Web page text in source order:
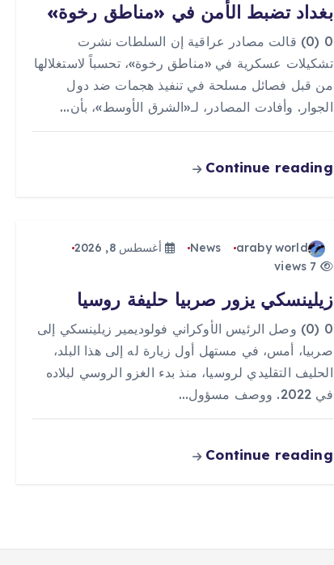
بغداد تضبط الأمن في «مناطق رخوة»
0 (0) قالت مصادر عراقية إن السلطات نشرت
تشكيلات عسكرية في «مناطق رخوة»، تحسباً لاستغلالها
من قبل فصائل مسلحة في تنفيذ هجمات ضد دول
الجوار. وأفادت المصادر، لـ«الشرق الأوسط»، بأن…
Continue reading
araby world
News
أغسطس 8, 2026
زيلينسكي يزور صربيا حليفة روسيا
0 (0) وصل الرئيس الأوكراني فولوديمير زيلينسكي إلى
صربيا، أمس، في مستهل أول زيارة له إلى هذا البلد،
الحليف التقليدي لروسيا، منذ بدء الغزو الروسي لبلاده
في 2022. ووصف مسؤول…
Continue reading